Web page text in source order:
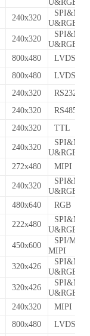
240x320
SPI&MC
U&RGB
240x320
SPI&MC
U&RGB
800x480
LVDS
800x480
LVDS
240x320
RS232
240x320
RS485
240x320
TTL
240x320
SPI&MC
U&RGB
272x480
MIPI
240x320
SPI&MC
U&RGB
480x640
RGB
222x480
SPI&MC
U&RGB
450x600
SPI/MCU/
MIPI
320x426
SPI&MC
U&RGB
320x426
SPI&MC
U&RGB
240x320
MIPI
800x480
LVDS